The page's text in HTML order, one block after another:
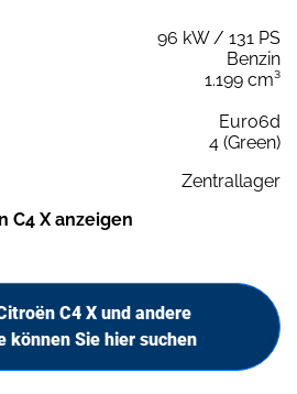
96 kW / 131 PS
Benzin
1.199 cm³
Euro6d
4 (Green)
Zentrallager
C4 X anzeigen
C4 X und andere
können Sie hier suchen